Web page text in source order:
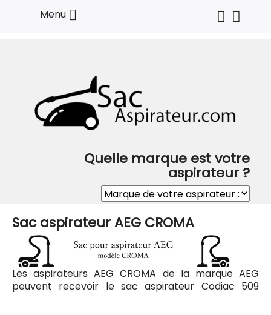
Menu 
Quelle marque est votre
aspirateur ?
Sac aspirateur AEG CROMA
Les aspirateurs AEG CROMA de la marque AEG
peuvent recevoir le sac aspirateur Codiac 509